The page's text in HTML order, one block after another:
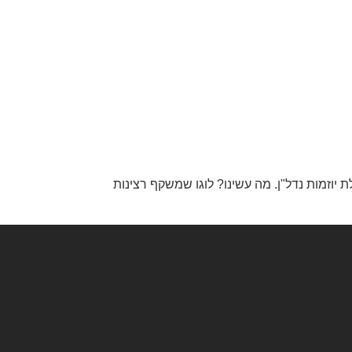
יוזמות נדל"ן. מה עשינו? לוגו שמשקף רצינות